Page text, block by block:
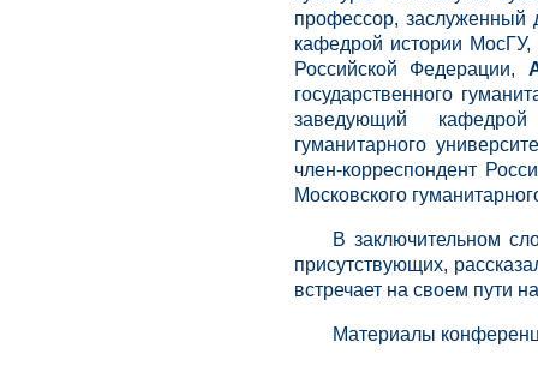
профессор, заслуженный
кафедрой истории МосГУ,
Российской Федерации,
государственного
заведующий кафедрой
гуманитарного
член-корреспондент
Московского
В заключительном
присутствующих,
встречает на своем пути
Материалы